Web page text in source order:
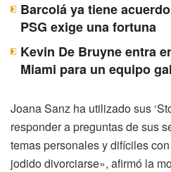
Barcolá ya tiene
PSG exige una fortuna
Kevin De Bruyne entra
Miami para un equipo
Joana Sanz ha utilizado sus
responder a preguntas de sus
temas personales y difíciles
jodido divorciarse», afirmó la